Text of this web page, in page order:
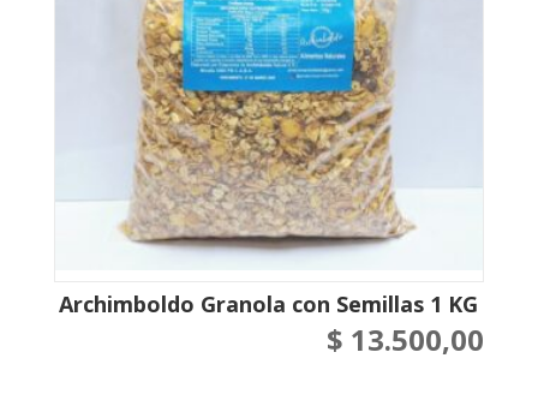
Archimboldo Granola con Semillas 1 KG
$ 13.500,00